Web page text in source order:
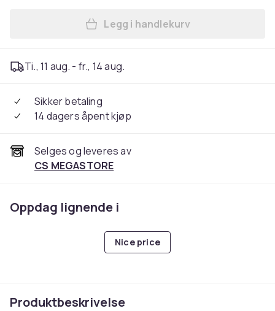
Legg Ubiquiti UX7 | System
Legg i handlekurv
Ti., 11 aug. - fr., 14 aug.
Sikker betaling
14 dagers åpent kjøp
Selges og leveres av
CS MEGASTORE
Oppdag lignende i
Nice price
Produktbeskrivelse